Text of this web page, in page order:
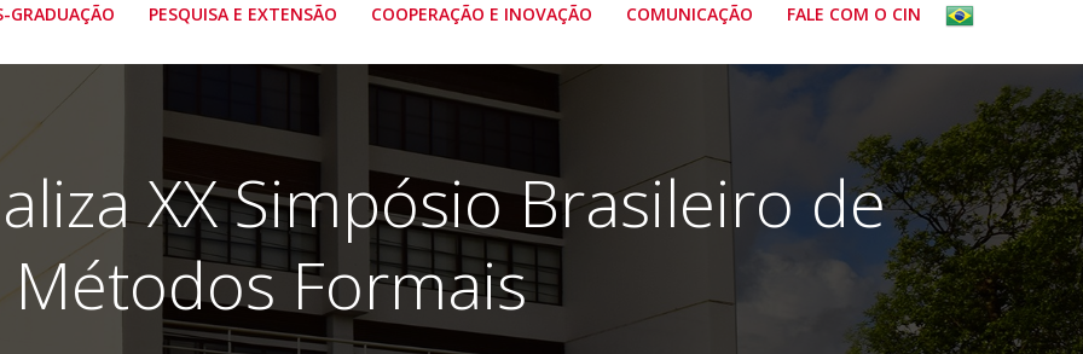
GRADUAÇÃO PESQUISA E EXTENSÃO COOPERAÇÃO E INOVAÇÃO COMUNICAÇÃO FALE COM O CIN
XX Simpósio Brasileiro de
Métodos Formais